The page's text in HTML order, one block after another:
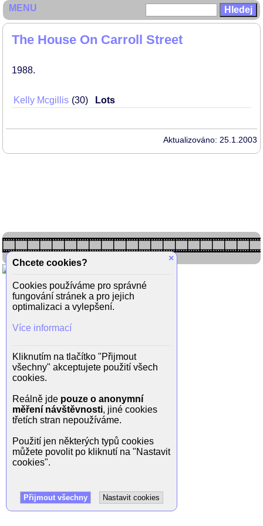
The House On Carroll Street
1988
Kelly Mcgillis 30 Lots
Aktualizováno: 25.1.2003
MENU
×
Chcete cookies?
Cookies používáme pro správné
fungování stránek a pro jejich
optimalizaci a vylepšení.
Více informací
Kliknutím na tlačítko "Přijmout
všechny" akceptujete použití všech
cookies.
Reálně jde pouze o anonymní
měření návštěvnosti, jiné cookies
třetích stran nepoužíváme.
Použití jen některých typů cookies
můžete povolit po kliknutí na "Nastavit
cookies".
Přijmout všechny Nastavit cookies